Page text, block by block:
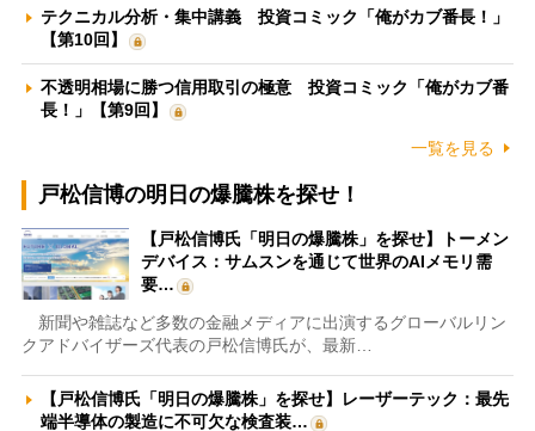
テクニカル分析・集中講義 投資コミック「俺がカブ番長！」
【第10回】
不透明相場に勝つ信用取引の極意 投資コミック「俺がカブ番
長！」【第9回】
一覧を見る
戸松信博の明日の爆騰株を探せ！
【戸松信博氏「明日の爆騰株」を探せ】トーメン
デバイス：サムスンを通じて世界のAIメモリ需
要…
新聞や雑誌など多数の金融メディアに出演するグローバルリン
クアドバイザーズ代表の戸松信博氏が、最新…
【戸松信博氏「明日の爆騰株」を探せ】レーザーテック：最先
端半導体の製造に不可欠な検査装…